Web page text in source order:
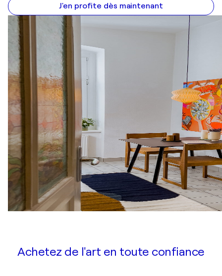
J'en profite dès maintenant
Achetez de l'art en toute confiance